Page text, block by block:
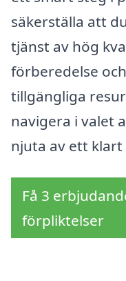
säkerställa att
tjänst av hög
förberedelse
tillgängliga
navigera i valet
njuta av ett
Få 3
förpliktelser